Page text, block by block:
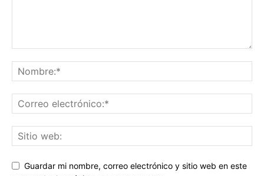
Guardar mi nombre, correo electrónico y sitio web en este